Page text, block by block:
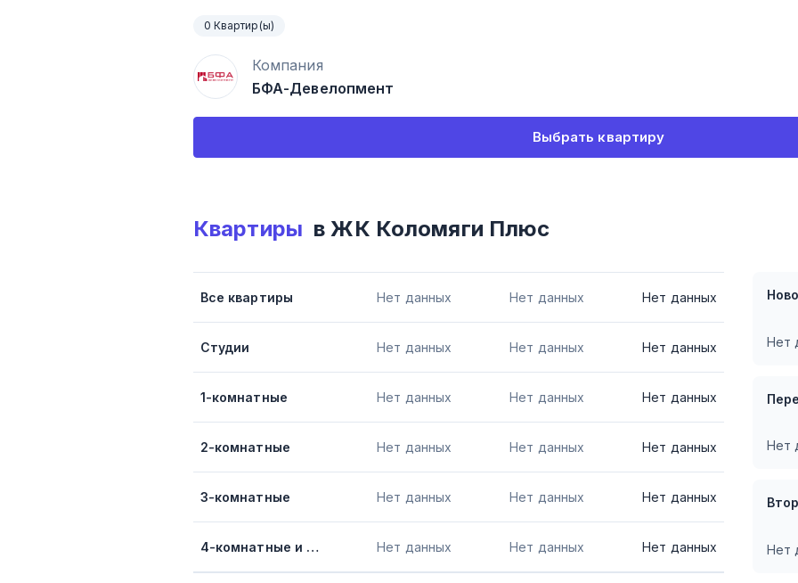
0 Квартир(ы)
Компания
БФА-Девелопмент
Выбрать квартиру
Квартиры в ЖК Коломяги Плюс
Все квартиры Нет данных Нет данных Нет данных
Студии Нет данных Нет данных Нет данных
1-комнатные Нет данных Нет данных Нет данных
2-комнатные Нет данных Нет данных Нет данных
3-комнатные Нет данных Нет данных Нет данных
4-комнатные и более Нет данных Нет данных Нет данных
Нет
Нет
Нет